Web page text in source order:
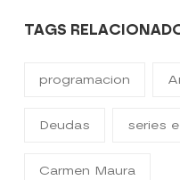
TAGS
programacion
Deudas series
Carmen Maura